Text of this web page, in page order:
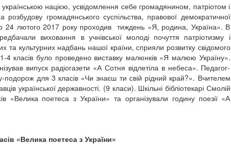
нацією, усвідомлення себе громадянином, патріотом і
громадянського суспільства, правової демократичної
24 лютого 2017 року проходив тиждень «Я, родина, Україна». В
виховання в учнівської молоді почуття патріотизму і
та культурних надбань нашої країни, сприяли розвитку свідомого
4 класів було проведено виставку малюнків «Я малюю Україну».
випуск радіогазети «А Сотня відлетіла в небеса». Педагог-
подорож для 3 класів «Чи знаєш ти свій рідний край?». Вчителем
української державності. (9 класи). Шкільні бібліотекарі Смолій
поетеса з України» та організували годину поезії «А
«Велика поетеса з України»